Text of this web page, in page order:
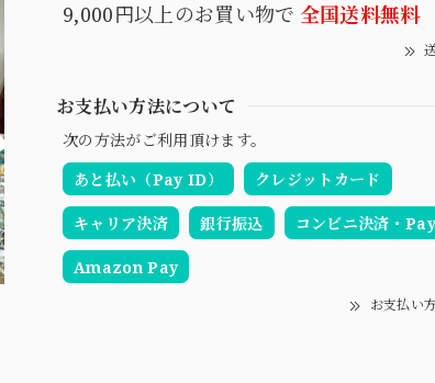
9,000円以上のお買い物で 全国送料無料
お支払い方法について
次の方法がご利用頂けます。
あと払い（Pay ID）
クレジットカード
キャリア決済 銀行振込 コンビニ決済・
Amazon Pay
お支払い